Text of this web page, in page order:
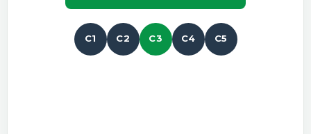
C1 C2 C3 C4 C5